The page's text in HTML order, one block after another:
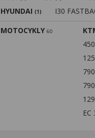
HYUNDAI (1) I30
MOTOCYKLY 60